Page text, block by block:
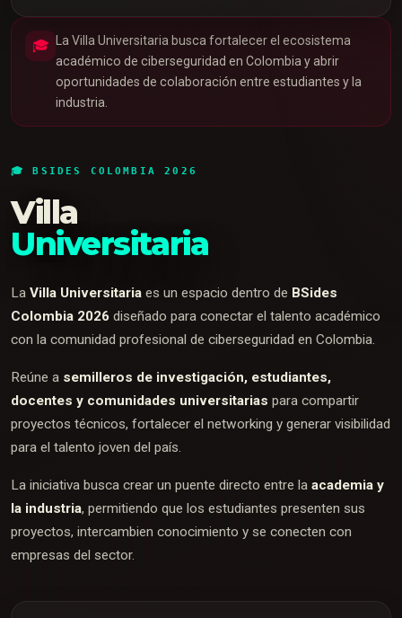
🎓 BSIDES COLOMBIA 2026
Villa
Universitaria
La Villa Universitaria es un espacio dentro de BSides
Colombia 2026 diseñado para conectar el talento académico
con la comunidad profesional de ciberseguridad en Colombia.
Reúne a semilleros de investigación, estudiantes,
docentes y comunidades universitarias para compartir
proyectos técnicos, fortalecer el networking y generar visibilidad
para el talento joven del país.
La iniciativa busca crear un puente directo entre la academia y
la industria, permitiendo que los estudiantes presenten sus
proyectos, intercambien conocimiento y se conecten con
empresas del sector.
🎓
La Villa Universitaria busca fortalecer el ecosistema
académico de ciberseguridad en Colombia y abrir
oportunidades de colaboración entre estudiantes y la
industria.